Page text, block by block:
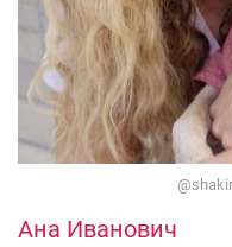
Ана Иванович